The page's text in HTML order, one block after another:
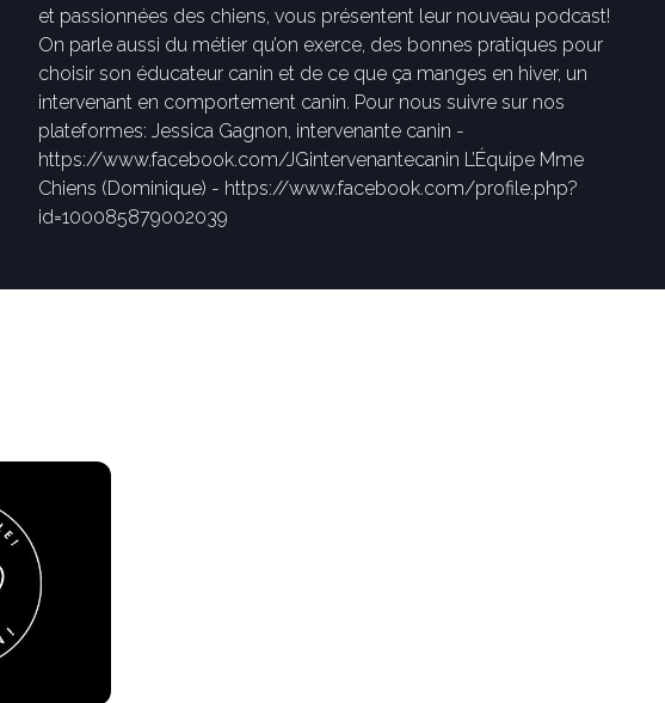
et passionnées des chiens, vous présentent leur nouveau podcast!
On parle aussi du métier qu’on exerce, des bonnes pratiques pour
choisir son éducateur canin et de ce que ça manges en hiver, un
intervenant en comportement canin. Pour nous suivre sur nos
plateformes: Jessica Gagnon, intervenante canin -
https://www.facebook.com/JGintervenantecanin L’Équipe Mme
Chiens (Dominique) - https://www.facebook.com/profile.php?
id=100085879002039